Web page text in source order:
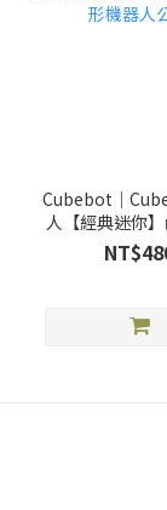
Cubebot｜
⼈【經典迷你
⽊變形機器